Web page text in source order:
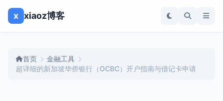
x xiaoz博客
首页
金融工具
超详细的新加坡华侨银行（OCBC）开户指南与借记卡申请